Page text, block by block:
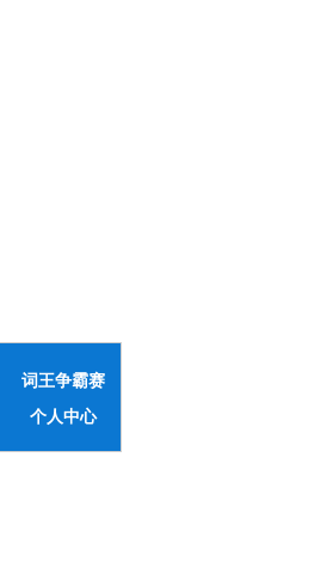
词王争霸赛
个人中心